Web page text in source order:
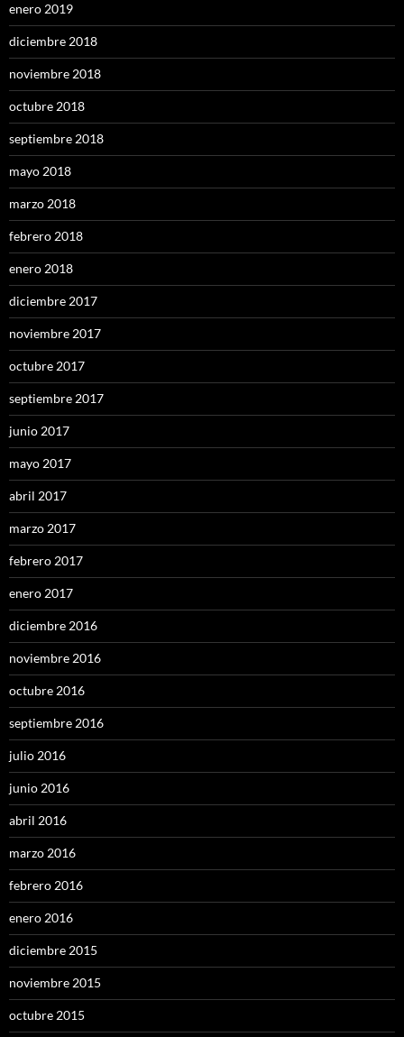
enero 2019
diciembre 2018
noviembre 2018
octubre 2018
septiembre 2018
mayo 2018
marzo 2018
febrero 2018
enero 2018
diciembre 2017
noviembre 2017
octubre 2017
septiembre 2017
junio 2017
mayo 2017
abril 2017
marzo 2017
febrero 2017
enero 2017
diciembre 2016
noviembre 2016
octubre 2016
septiembre 2016
julio 2016
junio 2016
abril 2016
marzo 2016
febrero 2016
enero 2016
diciembre 2015
noviembre 2015
octubre 2015